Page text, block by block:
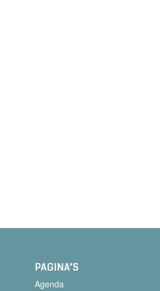
PAGINA’S
Agenda